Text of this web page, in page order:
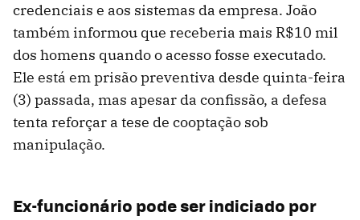
credenciais e aos sistemas da empresa. João
também informou que receberia mais R$10 mil
dos homens quando o acesso fosse executado.
Ele está em prisão preventiva desde quinta-feira
(3) passada, mas apesar da confissão, a defesa
tenta reforçar a tese de cooptação sob
manipulação.
Ex-funcionário pode ser indiciado por